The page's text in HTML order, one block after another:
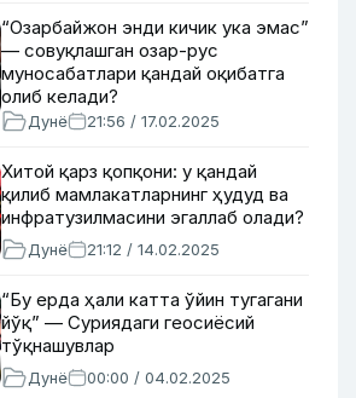
“Озарбайжон энди кичик ука эмас”
— совуқлашган озар-рус
муносабатлари қандай оқибатга
олиб келади?
Дунё 21:56 / 17.02.2025
Хитой қарз қопқони: у қандай
қилиб мамлакатларнинг ҳудуд ва
инфратузилмасини эгаллаб олади?
Дунё 21:12 / 14.02.2025
“Бу ерда ҳали катта ўйин тугагани
йўқ” — Суриядаги геосиёсий
тўқнашувлар
Дунё 00:00 / 04.02.2025